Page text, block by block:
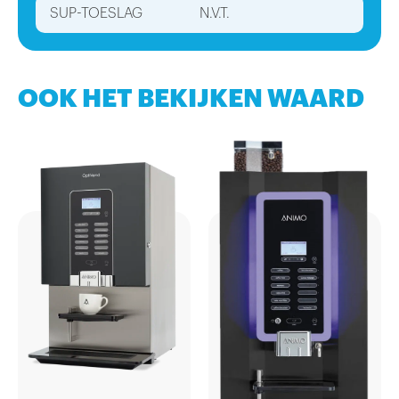
SUP-TOESLAG N.V.T.
OOK HET BEKIJKEN WAARD